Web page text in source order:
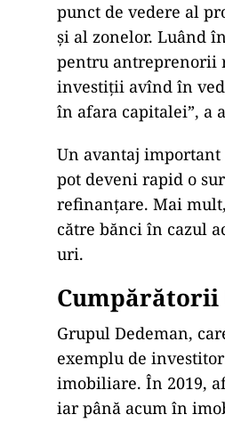
punct de vedere al
și al zonelor. Luând
pentru antreprenorii
investiții avînd în
în afara capitalei”, a
Un avantaj
pot deveni rapid o
refinanțare. Mai
către bănci în cazul
uri.
Grupul Dedeman,
exemplu de
imobiliare. În 2019,
iar până acum în